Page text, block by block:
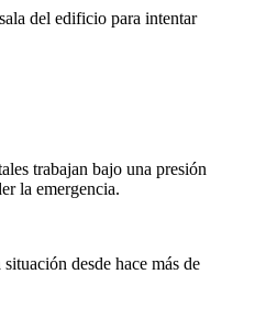
del edificio para intentar
trabajan bajo una presión
la emergencia.
desde hace más de